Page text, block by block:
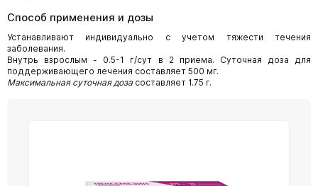
Способ применения и дозы
Устанавливают индивидуально с учетом тяжести течения
заболевания.
Внутрь взрослым - 0.5-1 г/сут в 2 приема. Суточная доза для
поддерживающего лечения составляет 500 мг.
Максимальная суточная доза составляет 1.75 г.